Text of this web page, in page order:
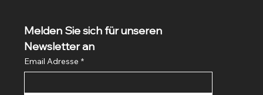
Melden Sie sich für unseren
Newsletter an
Email Adresse *